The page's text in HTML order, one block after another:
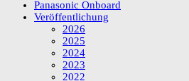
Panasonic Onboard
Veröffentlichung
2026
2025
2024
2023
2022